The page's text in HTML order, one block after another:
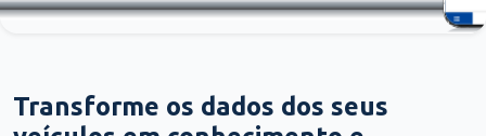
Transforme os dados dos seus